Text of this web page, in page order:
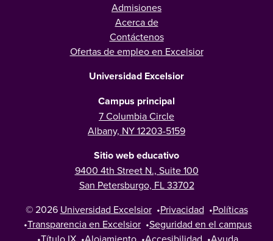
Admisiones
Acerca de
Contáctenos
Ofertas de empleo en Excelsior
Universidad Excelsior
Campus principal
7 Columbia Circle
Albany, NY 12203-5159
Sitio web educativo
9400 4th Street N., Suite 100
San Petersburgo, FL 33702
© 2026 Universidad Excelsior •Privacidad •Políticas
•Transparencia en Excelsior •Seguridad en el campus